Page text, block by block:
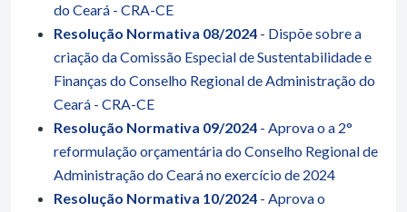
do Ceará - CRA-CE
Resolução Normativa 08/2024 - Dispõe sobre a
criação da Comissão Especial de Sustentabilidade e
Finanças do Conselho Regional de Administração do
Ceará - CRA-CE
Resolução Normativa 09/2024 - Aprova o a 2°
reformulação orçamentária do Conselho Regional de
Administração do Ceará no exercício de 2024
Resolução Normativa 10/2024 - Aprova o